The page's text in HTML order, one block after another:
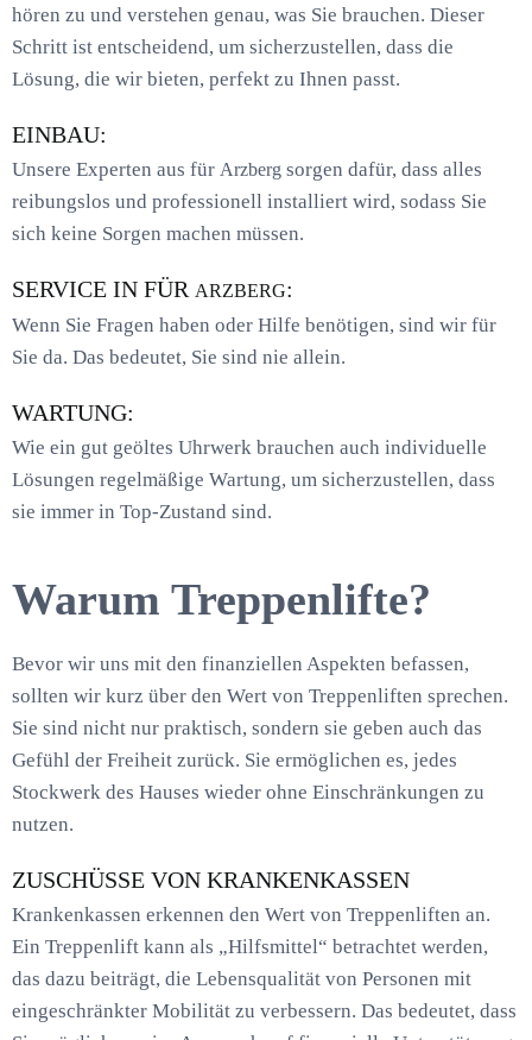
hören zu und verstehen genau, was Sie brauchen. Dieser
Schritt ist entscheidend, um sicherzustellen, dass die
Lösung, die wir bieten, perfekt zu Ihnen passt.
EINBAU:
Unsere Experten aus für Arzberg sorgen dafür, dass alles
reibungslos und professionell installiert wird, sodass Sie
sich keine Sorgen machen müssen.
SERVICE IN FÜR ARZBERG:
Wenn Sie Fragen haben oder Hilfe benötigen, sind wir für
Sie da. Das bedeutet, Sie sind nie allein.
WARTUNG:
Wie ein gut geöltes Uhrwerk brauchen auch individuelle
Lösungen regelmäßige Wartung, um sicherzustellen, dass
sie immer in Top-Zustand sind.
Warum Treppenlifte?
Bevor wir uns mit den finanziellen Aspekten befassen,
sollten wir kurz über den Wert von Treppenliften sprechen.
Sie sind nicht nur praktisch, sondern sie geben auch das
Gefühl der Freiheit zurück. Sie ermöglichen es, jedes
Stockwerk des Hauses wieder ohne Einschränkungen zu
nutzen.
ZUSCHÜSSE VON KRANKENKASSEN
Krankenkassen erkennen den Wert von Treppenliften an.
Ein Treppenlift kann als „Hilfsmittel“ betrachtet werden,
das dazu beiträgt, die Lebensqualität von Personen mit
eingeschränkter Mobilität zu verbessern. Das bedeutet, dass